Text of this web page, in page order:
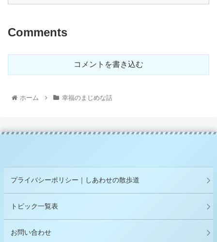
Comments
コメントを書き込む
ホーム 幸福のまじめな話
プライバシーポリシー｜しあわせの散歩道
トピック一覧表
お問い合わせ